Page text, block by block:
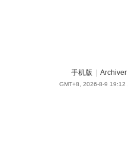
手机版 Archiver
GMT+8, 2026-8-9 19:12